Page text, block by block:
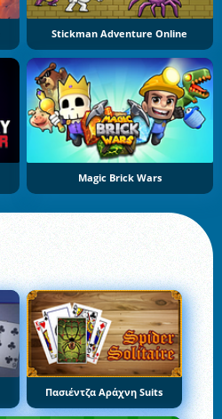
Stickman Adventure Online
Magic Brick Wars
Πασιέντζα Αράχνη Suits